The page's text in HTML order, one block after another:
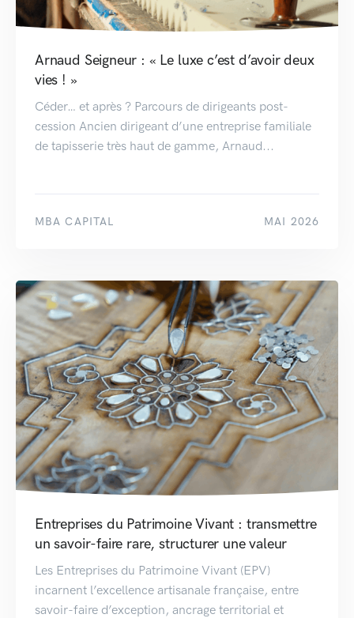
Arnaud Seigneur : « Le luxe c’est d’avoir deux
vies ! »
Céder… et après ? Parcours de dirigeants post-
cession Ancien dirigeant d’une entreprise familiale
de tapisserie très haut de gamme, Arnaud...
MBA CAPITAL MAI 2026
Entreprises du Patrimoine Vivant : transmettre
un savoir-faire rare, structurer une valeur
Les Entreprises du Patrimoine Vivant (EPV)
incarnent l’excellence artisanale française, entre
savoir-faire d’exception, ancrage territorial et